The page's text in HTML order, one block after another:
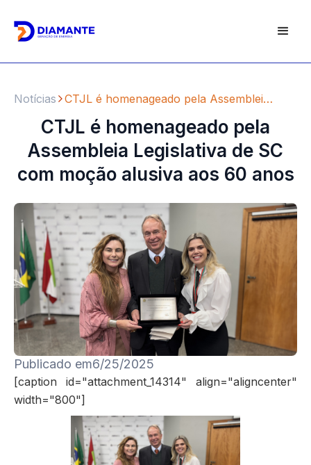
Notícias CTJL é homenageado pela Assembleia Legislativa de SC com moção alusiva aos 60 anos
CTJL é homenageado pela
Assembleia Legislativa de SC
com moção alusiva aos 60 anos
Publicado em6/25/2025
[caption id="attachment_14314" align="aligncenter"
width="800"]